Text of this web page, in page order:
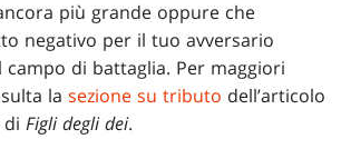
più grande oppure che
negativo per il tuo avversario
di battaglia. Per maggiori
lasezione su tributo dell’articolo
diFigli degli dei.